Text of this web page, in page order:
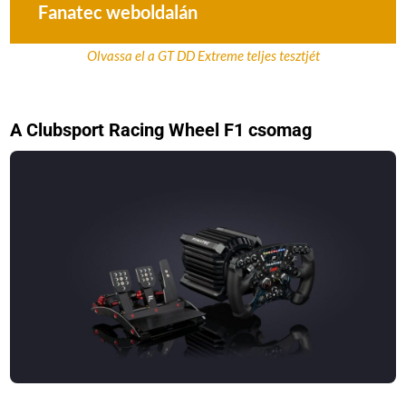
Fanatec weboldalán
Olvassa el a GT DD Extreme teljes tesztjét
A Clubsport Racing Wheel F1 csomag